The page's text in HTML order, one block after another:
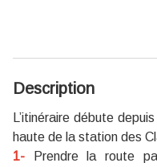
Description
L’itinéraire débute
haute de la station des
1- Prendre la route